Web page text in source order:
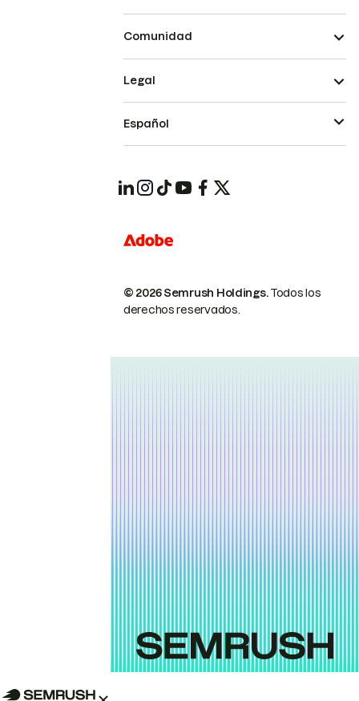
Comunidad
© 2026 Semrush Holdings.Todos los
derechos reservados.
Legal
Español